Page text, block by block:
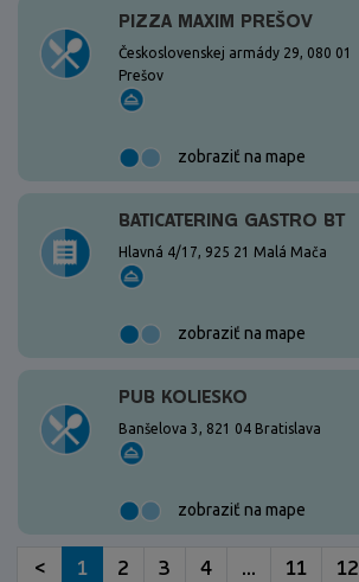
PIZZA MAXIM PREŠOV
Československej armády 29, 080 01
Prešov
zobraziť na mape
BATICATERING GASTRO BT
Hlavná 4/17, 925 21 Malá Mača
zobraziť na mape
PUB KOLIESKO
Banšelova 3, 821 04 Bratislava
zobraziť na mape
< 1 2 3 4 ... 11 12